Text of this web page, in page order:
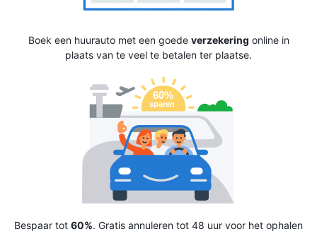
Boek een huurauto met een goede verzekering online in
plaats van te veel te betalen ter plaatse.
Bespaar tot 60%. Gratis annuleren tot 48 uur voor het ophalen